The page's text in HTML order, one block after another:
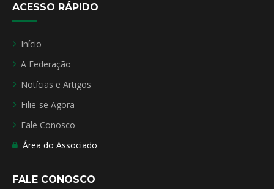
ACESSO RÁPIDO
Início
A Federação
Notícias e Artigos
Filie-se Agora
Fale Conosco
Área do Associado
FALE CONOSCO